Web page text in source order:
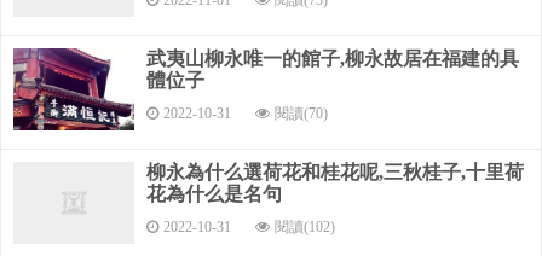
987?- 1055？，字耆卿，初號三變。因排行七，又稱柳七。
祖籍河東（今屬
山西），后移居崇安（今屬福建）。宋仁宗朝進士，官至
屯田員外郎，故世稱
柳屯田。由于仕途坎坷、生活潦倒，他由追求功名轉而厭
武夷山柳永唯一的館子,柳永故居在福建的具
體位子
2022-10-31 閱讀(70)
柳永為什么選荷花和桂花呢,三秋桂子,十里荷
花為什么是名句
2022-10-31 閱讀(102)